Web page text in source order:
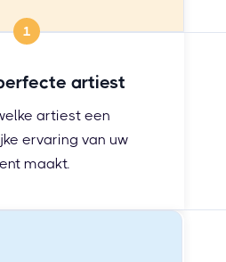
1
artiest
artiest een
ervaring van uw
maakt.